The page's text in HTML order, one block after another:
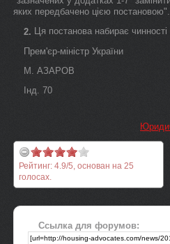
яких передбачено цією постановою".
2. Ця постанова набирає
Прем'єр-міністр України
М. АЗАРОВ
Інд. 70
Рейтинг: 4.9/5, основан на 25
голосах.
Ссылка для форумов: